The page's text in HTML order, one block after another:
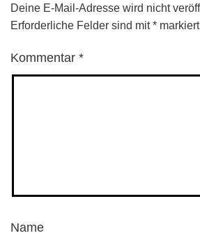
Deine E-Mail-Adresse wird nicht
Erforderliche Felder sind mit* markiert
Kommentar *
Name